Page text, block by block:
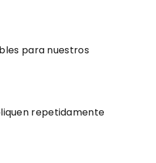
para nuestros
repetidamente